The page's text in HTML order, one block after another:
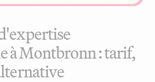
à Montbronn : tarif,